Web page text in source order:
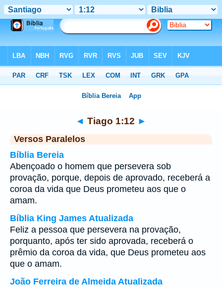
◄ Tiago 1:12 ►
Versos Paralelos
Bíblia Bereia
Abençoado o homem que persevera sob
provação, porque, depois de aprovado, receberá a
coroa da vida que Deus prometeu aos que o
amam.
Bíblia King James Atualizada
Feliz a pessoa que persevera na provação,
porquanto, após ter sido aprovada, receberá o
prêmio da coroa da vida, que Deus prometeu aos
que o amam.
João Ferreira de Almeida Atualizada